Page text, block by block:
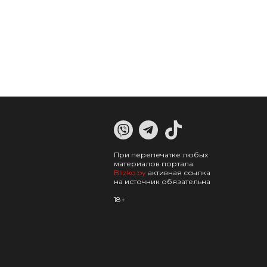
При перепечатке любых
материалов портала
Blizko.by активная ссылка
на источник обязательна
18+